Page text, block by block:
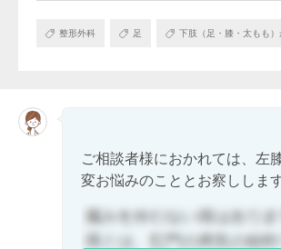
整形外科 足 下肢（足・膝・太もも
ご相談者様におかれては、左
変お悩みのこととお察しします